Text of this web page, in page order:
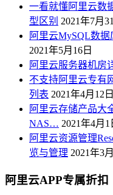
一看就懂阿里云数
型区别 2021年7月
阿里云MySQL数
2021年5月16日
阿里云服务器机房
不支持阿里云专有
列表 2021年4月12日
阿里云存储产品大
NAS… 2021年4月1
阿里云资源管理
览与管理 2021年3
阿里云APP专属折扣